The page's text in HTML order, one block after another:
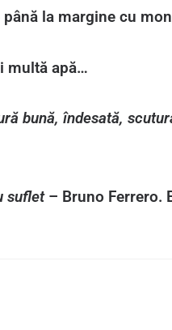
la margine cu
multă apă…
bună, îndesată,
suflet– Bruno Ferrero.